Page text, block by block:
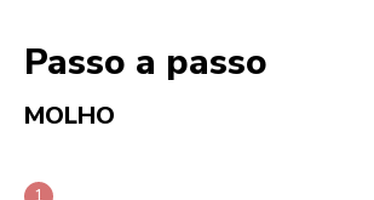
Passo a passo
MOLHO